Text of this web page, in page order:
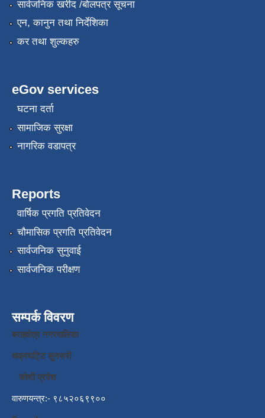
सार्वजनिक खरीद /बोलपत्र सूचना
एन, कानुन तथा निर्देशिका
कर तथा शुल्कहरु
eGov services
घटना दर्ता
सामाजिक सुरक्षा
नागरिक वडापत्र
Reports
वार्षिक प्रगति प्रतिवेदन
चौमासिक प्रगति प्रतिवेदन
सार्वजनिक सुनुवाई
सार्वजनिक परीक्षण
सम्पर्क विवरण
बराहक्षेत्र नगरपालिका
चक्रघट्टि सुनसरी
कोशी प्रदेश
वारुणयन्त्र:- ९८५२०६९९००